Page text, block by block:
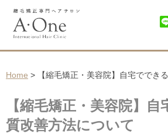
Home > 【縮毛矯正・美容院】自宅ででき
【縮毛矯正・美容院】
質改善方法について